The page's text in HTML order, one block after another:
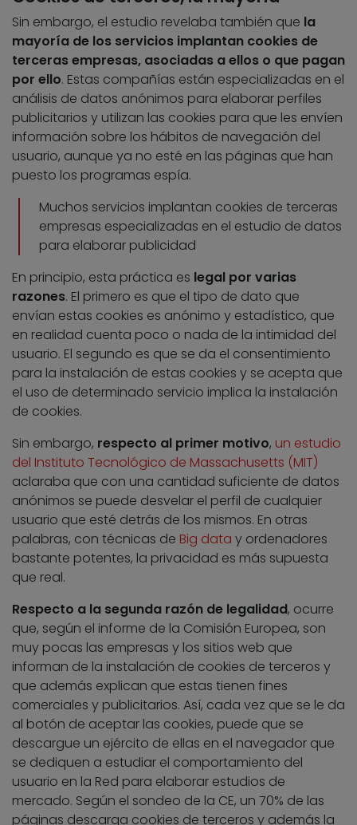
Sin embargo, el estudio revelaba también que la
mayoría de los servicios implantan cookies de
terceras empresas, asociadas a ellos o que pagan
por ello. Estas compañías están especializadas en el
análisis de datos anónimos para elaborar perfiles
publicitarios y utilizan las cookies para que les envíen
información sobre los hábitos de navegación del
usuario, aunque ya no esté en las páginas que han
puesto los programas espía.
Muchos servicios implantan cookies de terceras
empresas especializadas en el estudio de datos
para elaborar publicidad
En principio, esta práctica es legal por varias
razones. El primero es que el tipo de dato que
envían estas cookies es anónimo y estadístico, que
en realidad cuenta poco o nada de la intimidad del
usuario. El segundo es que se da el consentimiento
para la instalación de estas cookies y se acepta que
el uso de determinado servicio implica la instalación
de cookies.
Sin embargo, respecto al primer motivo, un estudio
del Instituto Tecnológico de Massachusetts (MIT)
aclaraba que con una cantidad suficiente de datos
anónimos se puede desvelar el perfil de cualquier
usuario que esté detrás de los mismos. En otras
palabras, con técnicas de Big data y ordenadores
bastante potentes, la privacidad es más supuesta
que real.
Respecto a la segunda razón de legalidad, ocurre
que, según el informe de la Comisión Europea, son
muy pocas las empresas y los sitios web que
informan de la instalación de cookies de terceros y
que además explican que estas tienen fines
comerciales y publicitarios. Así, cada vez que se le da
al botón de aceptar las cookies, puede que se
descargue un ejército de ellas en el navegador que
se dediquen a estudiar el comportamiento del
usuario en la Red para elaborar estudios de
mercado. Según el sondeo de la CE, un 70% de las
páginas descarga cookies de terceros y además la